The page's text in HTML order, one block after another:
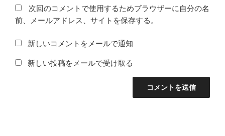
次回のコメントで使用するためブラウザーに自分の名
前、メールアドレス、サイトを保存する。
新しいコメントをメールで通知
新しい投稿をメールで受け取る